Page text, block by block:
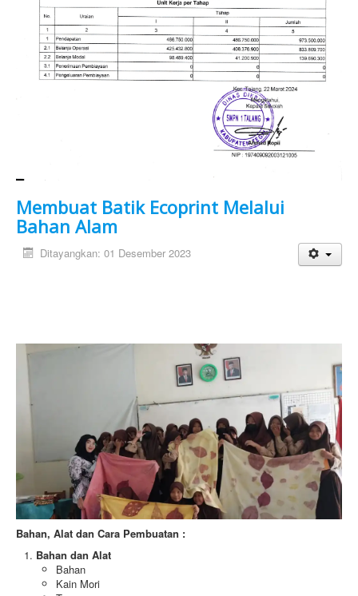
Membuat Batik Ecoprint Melalui
Bahan Alam
Ditayangkan: 01 Desember 2023
Bahan, Alat dan Cara Pembuatan :
Bahan dan Alat
Bahan
Kain Mori